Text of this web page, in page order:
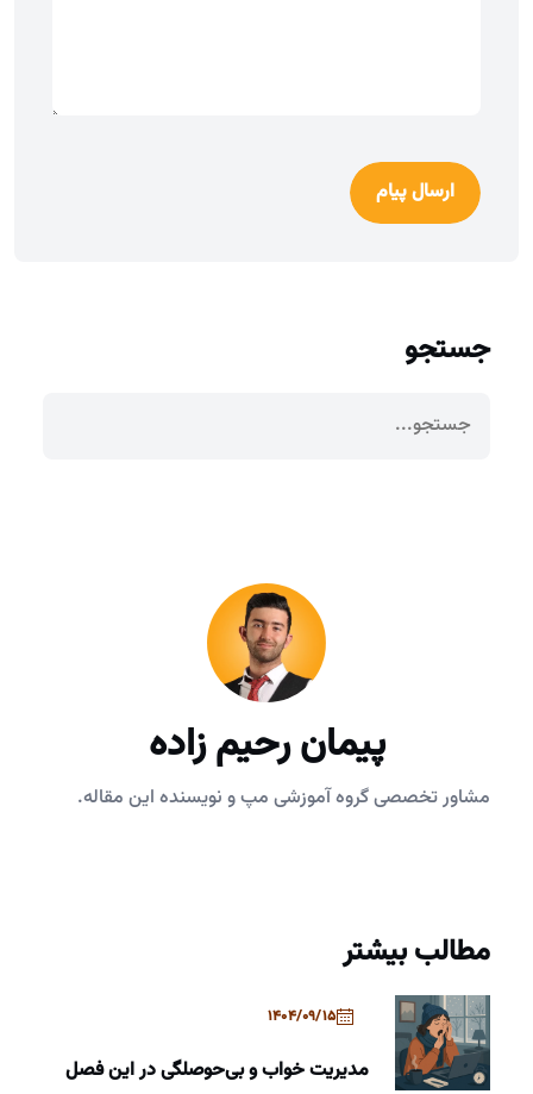
ارسال پیام
جستجو
پیمان رحیم زاده
مشاور تخصصی گروه آموزشی مپ و نویسنده این مقاله.
مطالب بیشتر
1404/09/15
مدیریت خواب و بی‌حوصلگی در این فصل